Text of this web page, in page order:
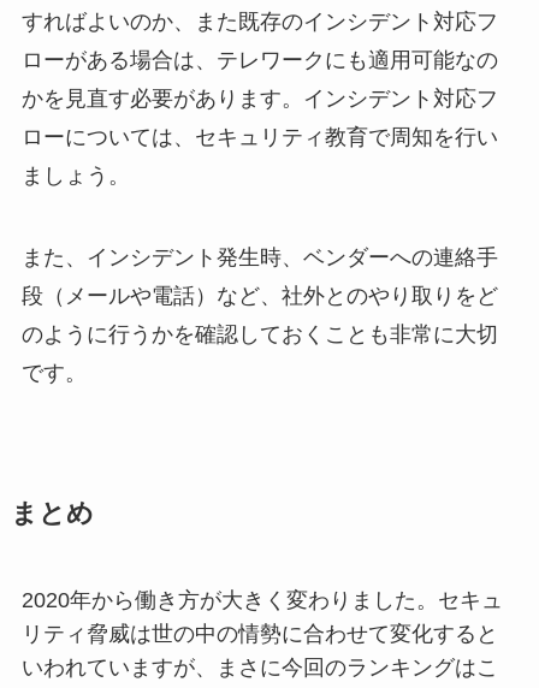
すればよいのか、また既存のインシデント対応フ
ローがある場合は、テレワークにも適用可能なの
かを見直す必要があります。インシデント対応フ
ローについては、セキュリティ教育で周知を行い
ましょう。
また、インシデント発生時、ベンダーへの連絡手
段（メールや電話）など、社外とのやり取りをど
のように行うかを確認しておくことも非常に大切
です。
まとめ
2020年から働き方が大きく変わりました。セキュ
リティ脅威は世の中の情勢に合わせて変化すると
いわれていますが、まさに今回のランキングはこ